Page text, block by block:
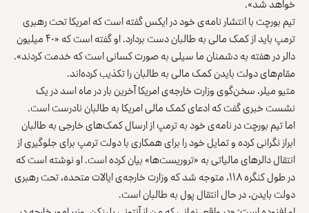
خواهد شد».
تیم بورچت با انتشار نامه‌ی خود در ایکس گفته است که امریکا تحت رهبری
ترمپ باید از کمک مالی به طالبان دست بردارد. او گفته است که «۴۰ میلیون
دالر در هفته به دشمنان ما سیلی به صورت کسانی است که خدمت کردند».
مقام‌های دولت بایدن کمک مالی به طالبان را تکذیب کرده‌اند.
متیو میلر، سخن‌گوی وزارت خارجه‎‌ی امریکا آخرین بار در ماه اسد در یک
نشست خبری گفت که ادعای کمک مالی امریکا به طالبان نادرست است.
اما تیم بورچت در نامه‌ی خود به ترمپ از ارسال کمک‌های خارجی به طالبان
ابراز نگرانی کرده و تمایل خود را برای همکاری با دولت ترمپ برای جلوگیری از
انتقال دالرهای مالیاتی به «تروریست‌ها» بیان کرده است. او نوشته است که
در طول کنگره ۱۱۸، متوجه شد که وزارت خارجه‌ی ایالات متحده، تحت رهبری
دولت بایدن، در حال انتقال پول به طالبان است.